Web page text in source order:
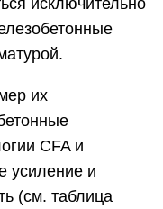
их
CFA и
усиление и
(см. таблица